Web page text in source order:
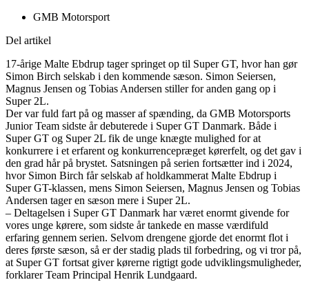
GMB Motorsport
Del artikel
17-årige Malte Ebdrup tager springet op til Super GT, hvor han gør
Simon Birch selskab i den kommende sæson. Simon Seiersen,
Magnus Jensen og Tobias Andersen stiller for anden gang op i
Super 2L.
Der var fuld fart på og masser af spænding, da GMB Motorsports
Junior Team sidste år debuterede i Super GT Danmark. Både i
Super GT og Super 2L fik de unge knægte mulighed for at
konkurrere i et erfarent og konkurrencepræget kørerfelt, og det gav i
den grad hår på brystet. Satsningen på serien fortsætter ind i 2024,
hvor Simon Birch får selskab af holdkammerat Malte Ebdrup i
Super GT-klassen, mens Simon Seiersen, Magnus Jensen og Tobias
Andersen tager en sæson mere i Super 2L.
– Deltagelsen i Super GT Danmark har været enormt givende for
vores unge kørere, som sidste år tankede en masse værdifuld
erfaring gennem serien. Selvom drengene gjorde det enormt flot i
deres første sæson, så er der stadig plads til forbedring, og vi tror på,
at Super GT fortsat giver kørerne rigtigt gode udviklingsmuligheder,
forklarer Team Principal Henrik Lundgaard.